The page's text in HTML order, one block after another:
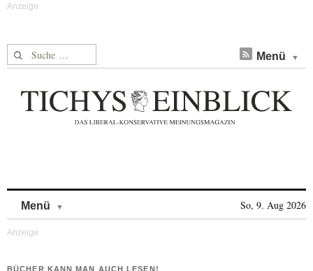
Suche nach: Menü
Menü So, 9. Aug 2026
BÜCHER KANN MAN AUCH LESEN!